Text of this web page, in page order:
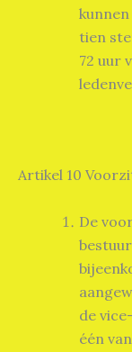
tien
72 uur
Artikel 10
De
de
één